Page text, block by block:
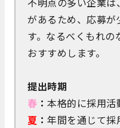
があるため、応募
す。なるべくもれの
おすすめします。
提出時期
春 ： 本格的に採用活
夏 ： 年間を通じて採